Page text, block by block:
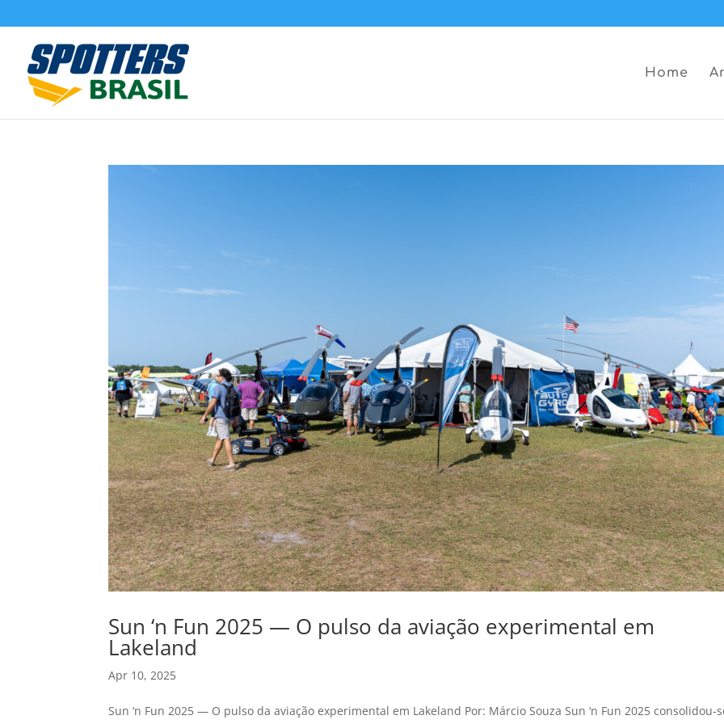
Home
Sun ‘n Fun 2025 — O pulso da aviação experimental em
Lakeland
Apr 10, 2025
Sun ‘n Fun 2025 — O pulso da aviação experimental em Lakeland Por: Márcio Souza Sun ‘n Fun 2025 consolidou-